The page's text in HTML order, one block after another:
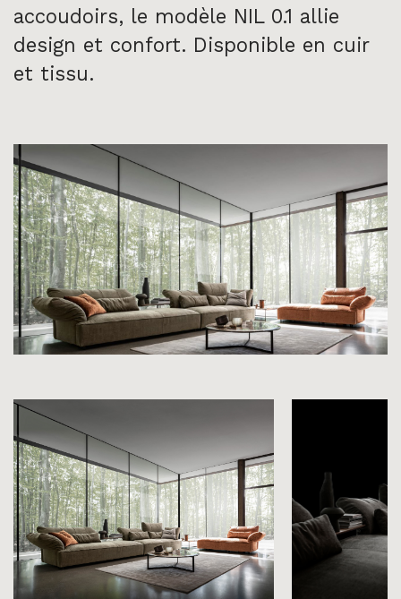
accoudoirs, le modèle NIL 0.1 allie
design et confort. Disponible en cuir
et tissu.